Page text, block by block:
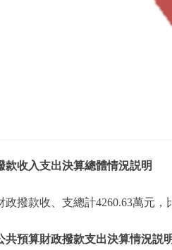
款收入支出決算總體情況説明
政撥款收、支總計4260.63萬元
共預算財政撥款支出決算情況説